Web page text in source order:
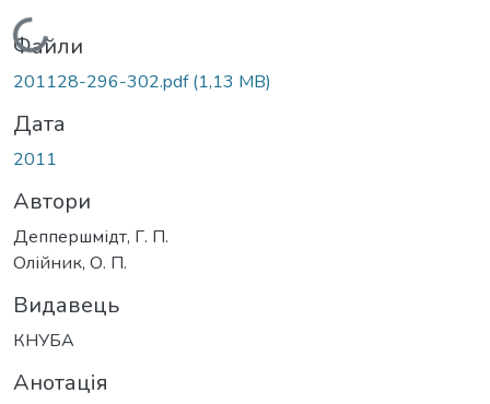
Вантажиться...
Файли
201128-296-302.pdf(1,13 MB)
Дата
2011
Автори
Деппершмідт, Г. П.
Олійник, О. П.
Видавець
КНУБА
Анотація